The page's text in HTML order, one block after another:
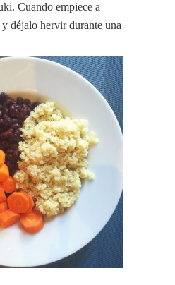
Cuando empiece a
déjalo hervir durante una